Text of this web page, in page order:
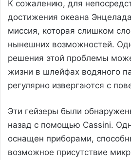
К сожалению, для
достижения океана
миссия, которая слишком
нынешних возможностей.
решения этой проблемы
жизни в шлейфах водяного
регулярно извергаются с
Эти гейзеры были
назад с помощью Cassini.
оснащен приборами,
возможное присутствие